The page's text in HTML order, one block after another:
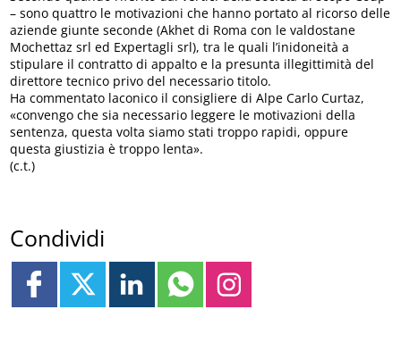
– sono quattro le motivazioni che hanno portato al ricorso delle
aziende giunte seconde (Akhet di Roma con le valdostane
Mochettaz srl ed Expertagli srl), tra le quali l’inidoneità a
stipulare il contratto di appalto e la presunta illegittimità del
direttore tecnico privo del necessario titolo.
Ha commentato laconico il consigliere di Alpe Carlo Curtaz,
«convengo che sia necessario leggere le motivazioni della
sentenza, questa volta siamo stati troppo rapidi, oppure
questa giustizia è troppo lenta».
(c.t.)
Condividi